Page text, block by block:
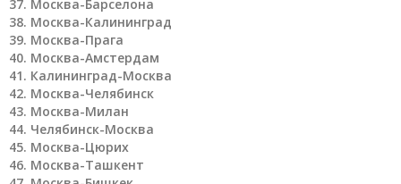
Москва-Барселона
Москва-Калининград
Москва-Прага
Москва-Амстердам
Калининград-Москва
Москва-Челябинск
Москва-Милан
Челябинск-Москва
Москва-Цюрих
Москва-Ташкент